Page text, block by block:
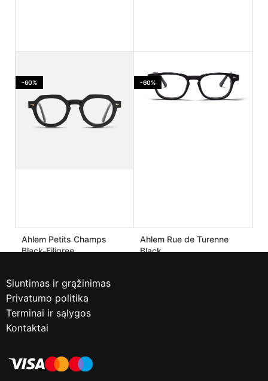
light
425.00€ 170.00€
Dustlight
455.00€ 182.00€
-60%
Ahlem Petits Champs
Black-Filigree
-60%
Ahlem Rue de Turenne
Black
Siuntimas ir grąžinimas
Privatumo politika
Terminai ir sąlygos
Kontaktai